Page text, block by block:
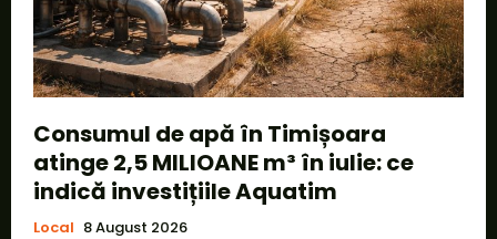
Consumul de apă în Timișoara
atinge 2,5 MILIOANE m³ în iulie: ce
indică investițiile Aquatim
Local 8 August 2026